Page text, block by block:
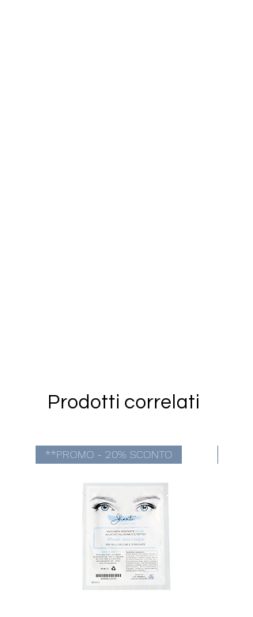
Prodotti correlati
**PROMO - 20% SCONTO